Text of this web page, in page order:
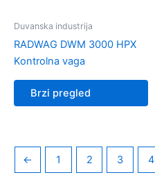
Duvanska industrija
RADWAG DWM 3000 HPX
Kontrolna vaga
Brzi pregled
← 1 2 3 4